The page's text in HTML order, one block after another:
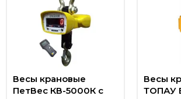
Весы крановые
ПетВес КВ-5000К с
Весы
ТОПАУ